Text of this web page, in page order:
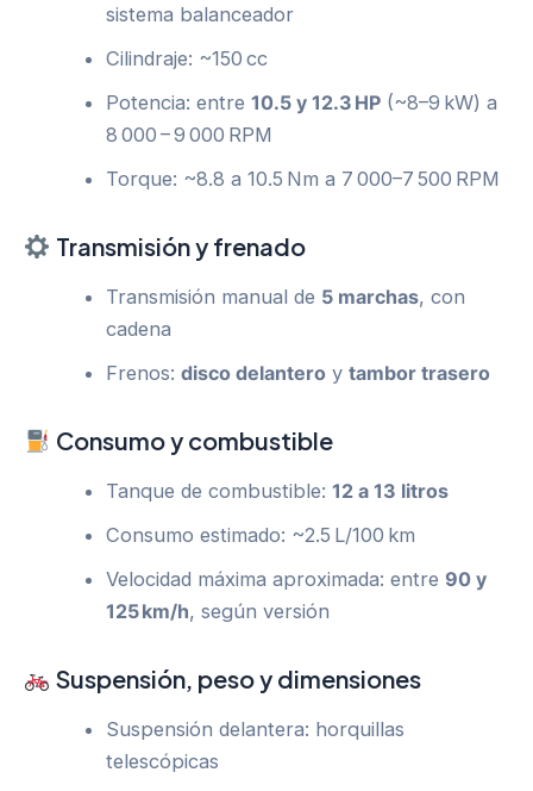
sistema balanceador
Cilindraje: ~150 cc
Potencia: entre10.5 y 12.3 HP (~8–9 kW) a
8 000 – 9 000 RPM
Torque: ~8.8 a 10.5 Nm a 7 000–7 500 RPM
Transmisión y frenado
Transmisión manual de 5 marchas, con
cadena
Frenos:disco delantero ytambor trasero
Consumo y combustible
Tanque de combustible:12 a 13 litros
Consumo estimado: ~2.5 L/100 km
Velocidad máxima aproximada: entre90 y
125 km/h, según versión
Suspensión, peso y dimensiones
Suspensión delantera: horquillas
telescópicas